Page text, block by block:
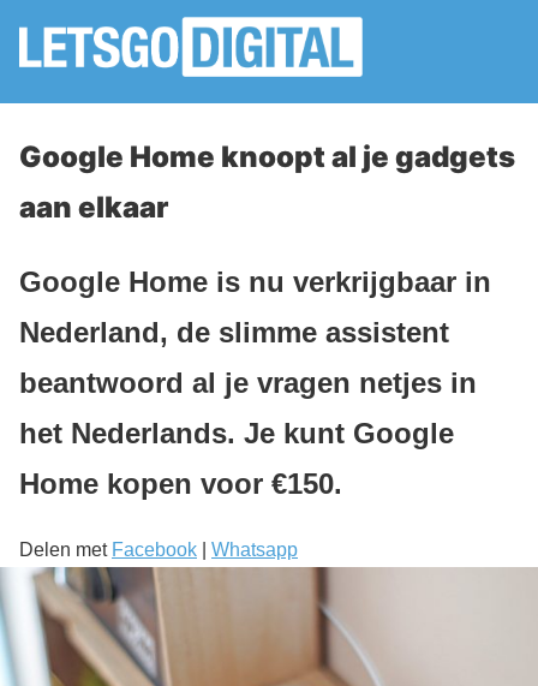
Google Home knoopt al je gadgets
aan elkaar
Google Home is nu verkrijgbaar in
Nederland, de slimme assistent
beantwoord al je vragen netjes in
het Nederlands. Je kunt Google
Home kopen voor €150.
Delen met Facebook Whatsapp